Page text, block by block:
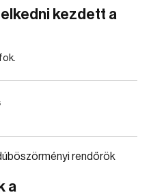
kezdett a
a